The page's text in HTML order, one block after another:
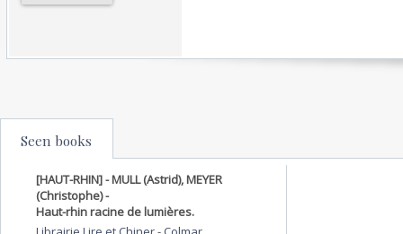
Seen books
[HAUT-RHIN] - MULL (Astrid), MEYER
(Christophe) -
Haut-rhin racine de lumières.